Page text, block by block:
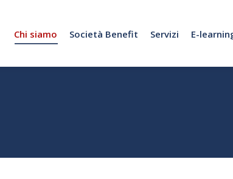
Chi siamo Società Benefit Servizi E-